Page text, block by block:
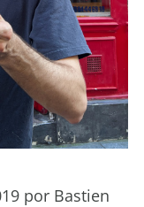
por Bastien